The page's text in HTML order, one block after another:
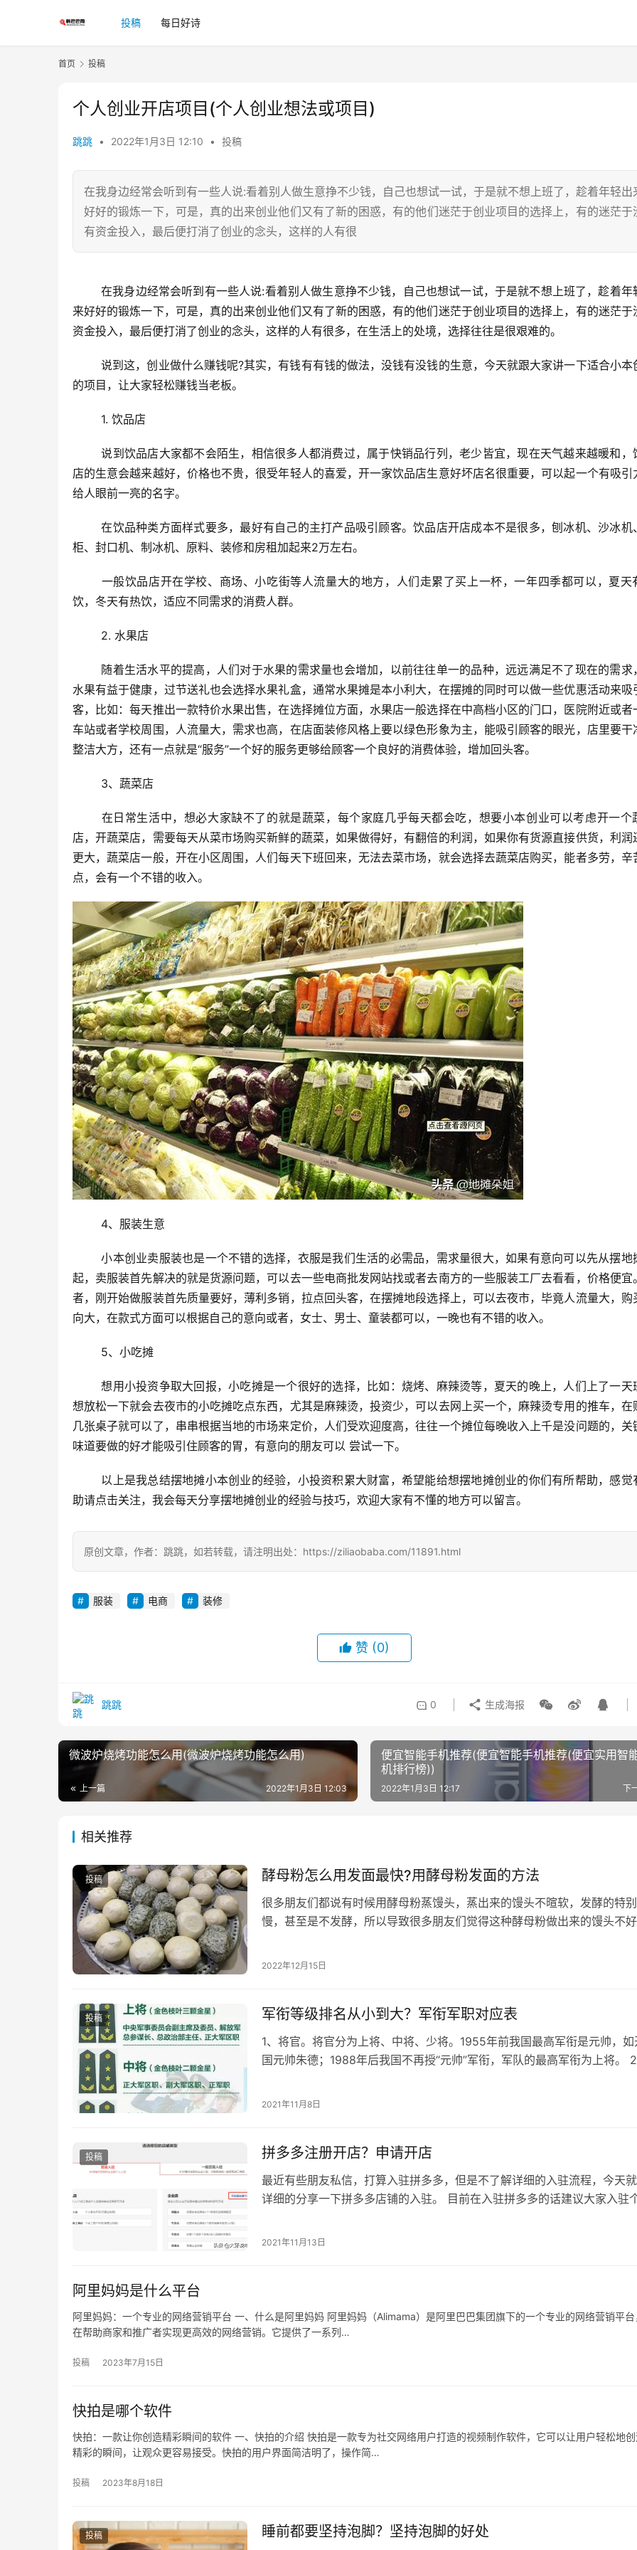
投稿 每日好诗
首页 投稿
个人创业开店项目(个人创业想法或项目)
跳跳 • 2022年1月3日 12:10 • 投稿
在我身边经常会听到有一些人说:看着别人做生意挣不少钱，自己也想试一试，于是就不想上班了，趁着年轻出
好好的锻炼一下，可是，真的出来创业他们又有了新的困惑，有的他们迷茫于创业项目的选择上，有的迷茫于
有资金投入，最后便打消了创业的念头，这样的人有很
	在我身边经常会听到有一些人说:看着别人做生意挣不少钱，自己也想试一试，于是就不想上班了，趁着年轻出
来好好的锻炼一下，可是，真的出来创业他们又有了新的困惑，有的他们迷茫于创业项目的选择上，有的迷茫于
资金投入，最后便打消了创业的念头，这样的人有很多，在生活上的处境，选择往往是很艰难的。
	说到这，创业做什么赚钱呢?其实，有钱有有钱的做法，没钱有没钱的生意，今天就跟大家讲一下适合小本创业
的项目，让大家轻松赚钱当老板。
	1. 饮品店
	说到饮品店大家都不会陌生，相信很多人都消费过，属于快销品行列，老少皆宜，现在天气越来越暖和，饮品
店的生意会越来越好，价格也不贵，很受年轻人的喜爱，开一家饮品店生意好坏店名很重要，可以起一个有吸引
给人眼前一亮的名字。
	在饮品种类方面样式要多，最好有自己的主打产品吸引顾客。饮品店开店成本不是很多，刨冰机、沙冰机、冰
柜、封口机、制冰机、原料、装修和房租加起来2万左右。
饮，冬天有热饮，适应不同需求的消费人群。
	2. 水果店
水果有益于健康，过节送礼也会选择水果礼盒，通常水果摊是本小利大，在摆摊的同时可以做一些优惠活动来吸
客，比如：每天推出一款特价水果出售，在选择摊位方面，水果店一般选择在中高档小区的门口，医院附近或者
车站或者学校周围，人流量大，需求也高，在店面装修风格上要以绿色形象为主，能吸引顾客的眼光，店里要干
整洁大方，还有一点就是“服务”一个好的服务更够给顾客一个良好的消费体验，增加回头客。
	3、蔬菜店
店，开蔬菜店，需要每天从菜市场购买新鲜的蔬菜，如果做得好，有翻倍的利润，如果你有货源直接供货，利润
更大，蔬菜店一般，开在小区周围，人们每天下班回来，无法去菜市场，就会选择去蔬菜店购买，能者多劳，辛
点，会有一个不错的收入。
	4、服装生意
	小本创业卖服装也是一个不错的选择，衣服是我们生活的必需品，需求量很大，如果有意向可以先从摆地摊做
起，卖服装首先解决的就是货源问题，可以去一些电商批发网站找或者去南方的一些服装工厂去看看，价格便宜
者，刚开始做服装首先质量要好，薄利多销，拉点回头客，在摆摊地段选择上，可以去夜市，毕竟人流量大，购
向大，在款式方面可以根据自己的意向或者，女士、男士、童装都可以，一晚也有不错的收入。
	5、小吃摊
	想用小投资争取大回报，小吃摊是一个很好的选择，比如：烧烤、麻辣烫等，夏天的晚上，人们上了一天班，
想放松一下就会去夜市的小吃摊吃点东西，尤其是麻辣烫，投资少，可以去网上买一个，麻辣烫专用的推车，在
几张桌子就可以了，串串根据当地的市场来定价，人们受欢迎度高，往往一个摊位每晚收入上千是没问题的，关
味道要做的好才能吸引住顾客的胃，有意向的朋友可以 尝试一下。
助请点击关注，我会每天分享摆地摊创业的经验与技巧，欢迎大家有不懂的地方可以留言。
原创文章，作者：跳跳，如若转载，请注明出处：https://ziliaobaba.com/11891.html
服装 电商 装修
赞 (0)
跳跳 0 生成海报
微波炉烧烤功能怎么用(微波炉烧烤功能怎么用)
上一篇 2022年1月3日 12:03
便宜智能手机推荐(便宜智能手机推荐(便宜实用智
机排行榜))
下
2022年1月3日 12:17
相关推荐
投稿 酵母粉怎么用发面最快?用酵母粉发面的方法
很多朋友们都说有时候用酵母粉蒸馒头，蒸出来的馒头不暄软，发酵的特别
慢，甚至是不发酵，所以导致很多朋友们觉得这种酵母粉做出来的馒头不好
2022年12月15日
投稿 军衔等级排名从小到大？军衔军职对应表
1、将官。将官分为上将、中将、少将。1955年前我国最高军衔是元帅，如
国元帅朱德；1988年后我国不再授“元帅”军衔，军队的最高军衔为上将。 2
2021年11月8日
投稿 拼多多注册开店？申请开店
最近有些朋友私信，打算入驻拼多多，但是不了解详细的入驻流程，今天
详细的分享一下拼多多店铺的入驻。 目前在入驻拼多多的话建议大家入驻
2021年11月13日
阿里妈妈是什么平台
阿里妈妈：一个专业的网络营销平台 一、什么是阿里妈妈 阿里妈妈（Alimama）是阿里巴巴集团旗下的一个专业的网络营销平台
在帮助商家和推广者实现更高效的网络营销。它提供了一系列…
投稿 2023年7月15日
快拍是哪个软件
快拍：一款让你创造精彩瞬间的软件 一、快拍的介绍 快拍是一款专为社交网络用户打造的视频制作软件，它可以让用户轻松地
精彩的瞬间，让观众更容易接受。快拍的用户界面简洁明了，操作简…
投稿 2023年8月18日
投稿 睡前都要坚持泡脚？坚持泡脚的好处